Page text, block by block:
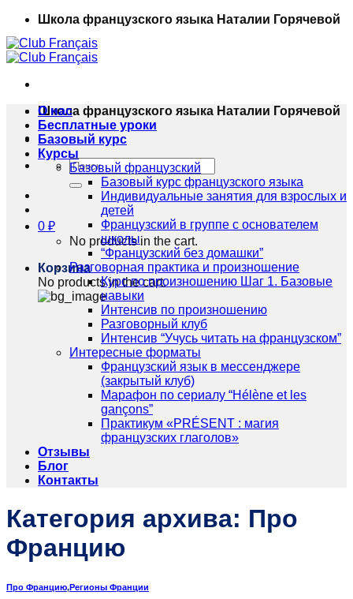
Skip
content
Школа французского языка Наталии Горячевой
Школа французского языка Наталии Горячевой
Искать:
0 ₽
No products in the cart.
Корзина
No products in the cart.
О нас
Бесплатные уроки
Базовый курс
Курсы
Базовый французский
Базовый курс французского языка
Индивидуальные занятия для взрослых и
детей
Французский в группе с основателем
школы
“Французский без домашки”
Разговорная практика и произношение
Курс по произношению Шаг 1. Базовые
навыки
Интенсив по произношению
Разговорный клуб
Интенсив “Учусь читать на французском”
Интересные форматы
Французский язык в мессенджере
(закрытый клуб)
Марафон по сериалу “Hélène et les
gançons”
Практикум «PRÉSENT : магия
французских глаголов»
Отзывы
Блог
Контакты
Категория архива: Про
Францию
Про Францию,Регионы Франции